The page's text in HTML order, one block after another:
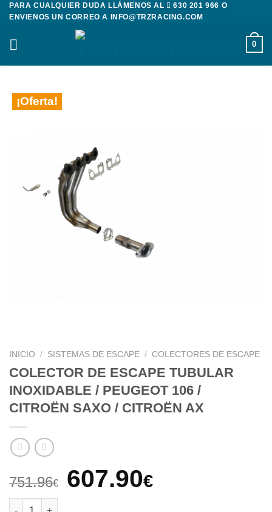
Saltar
contenido
PARA CUALQUIER DUDA LLÁMENOS AL 630 201 966 O
ENVIENOS UN CORREO A
INFO@TRZRACING.COM
0
¡Oferta!
INICIO / SISTEMAS DE ESCAPE / COLECTORES DE ESCAPE
COLECTOR DE ESCAPE TUBULAR
INOXIDABLE / PEUGEOT 106 /
CITROËN SAXO / CITROËN AX
751.96€
El
607.90€El
COLECTOR DE ESCAPE TUBULAR INOXIDABLE / PEUGEOT